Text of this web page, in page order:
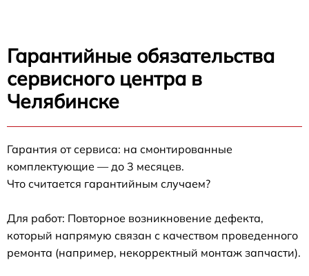
Гарантийные обязательства
сервисного центра в
Челябинске
Гарантия от сервиса: на смонтированные
комплектующие — до 3 месяцев.
Что считается гарантийным случаем?
Для работ: Повторное возникновение дефекта,
который напрямую связан с качеством проведенного
ремонта (например, некорректный монтаж запчасти).